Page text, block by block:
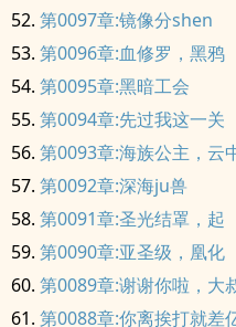
第0097章:镜像分shen
第0096章:血修罗，黑鸦
第0095章:黑暗工会
第0094章:先过我这一关
第0093章:海族公主，云
第0092章:深海ju兽
第0091章:圣光结罩，起
第0090章:亚圣级，凰化
第0089章:谢谢你啦，大
第0088章:你离挨打就差